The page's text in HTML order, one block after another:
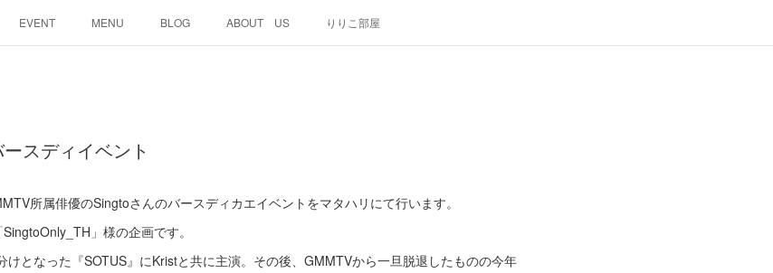
EVENT MENU BLOG ABOUT US りりこ部屋
スディイベント
所属俳優のSingtoさんのバースディカエイベントをマタハリにて行います。
」様の企画です。
けとなった『SOTUS』にKristと共に主演。その後、GMMTVから一旦脱退したものの今年